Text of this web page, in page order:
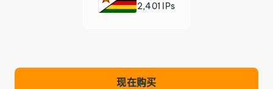
2,401 IPs
现在购买